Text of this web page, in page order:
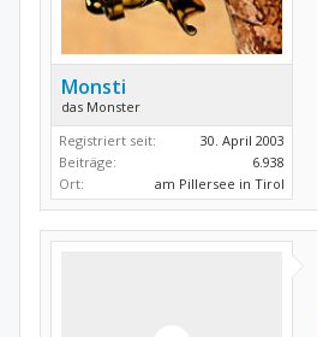
Monsti
das Monster
Registriert seit:
30. April 2003
Beiträge:
6.938
Ort:
am Pillersee in Tirol